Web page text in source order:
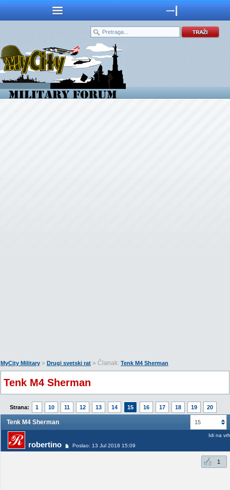
MyCity Military » Drugi svetski rat » Članak: Tenk M4 Sherman
Tenk M4 Sherman
Strana: 1 10 11 12 13 14 15 16 17 18 19 20
15
Tenk M4 Sherman
robertino Poslao: 13 Jul 2018 15:09
Idi na vrh
1